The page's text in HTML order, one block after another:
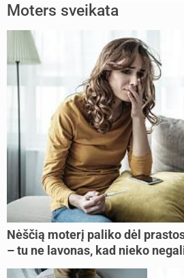
Moters sveikata
Nėščią moterį paliko dėl
– tu ne lavonas, kad nieko